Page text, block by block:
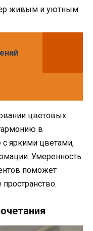
живым и уютным.
цветовых
в
с яркими цветами,
Умеренность
поможет